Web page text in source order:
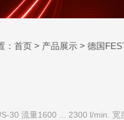
： 首页 > 产品展示 > 德国
30 流量1600 ... 2300 l/min. 宽